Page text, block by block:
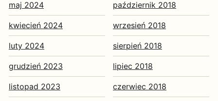
maj 2024
kwiecień 2024
luty 2024
grudzień 2023
listopad 2023
październik 2018
wrzesień 2018
sierpień 2018
lipiec 2018
czerwiec 2018